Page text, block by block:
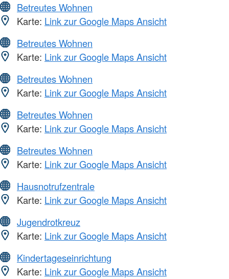
Betreutes Wohnen
Karte: Link zur Google Maps Ansicht
Betreutes Wohnen
Karte: Link zur Google Maps Ansicht
Betreutes Wohnen
Karte: Link zur Google Maps Ansicht
Betreutes Wohnen
Karte: Link zur Google Maps Ansicht
Betreutes Wohnen
Karte: Link zur Google Maps Ansicht
Hausnotrufzentrale
Karte: Link zur Google Maps Ansicht
Jugendrotkreuz
Karte: Link zur Google Maps Ansicht
Kindertageseinrichtung
Karte: Link zur Google Maps Ansicht